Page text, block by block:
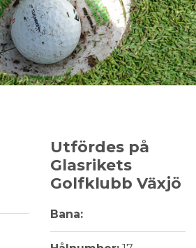
Utfördes på
Glasrikets
Golfklubb Växjö
Bana: